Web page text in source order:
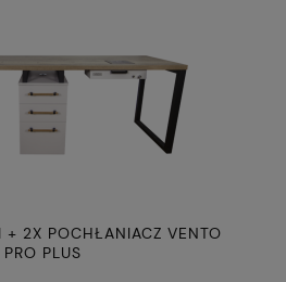
+ 2X POCHŁANIACZ VENTO
PRO PLUS